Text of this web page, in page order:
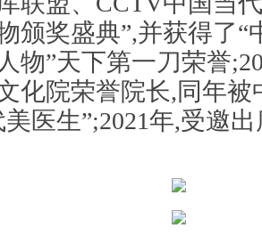
颁奖盛典”,并获得了“
物”天下第一刀荣誉
化院荣誉院长,同年
医生”;2021年,受邀